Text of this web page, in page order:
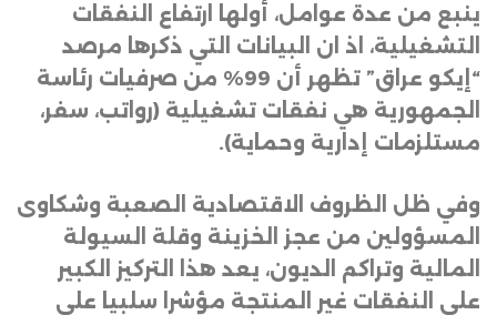
ينبع من عدة عوامل، أولها ارتفاع النفقات
التشغيلية، اذ ان البيانات التي ذكرها مرصد
“إيكو عراق” تظهر أن 99% من صرفيات رئاسة
الجمهورية هي نفقات تشغيلية (رواتب، سفر،
مستلزمات إدارية وحماية).
وفي ظل الظروف الاقتصادية الصعبة وشكاوى
المسؤولين من عجز الخزينة وقلة السيولة
المالية وتراكم الديون، يعد هذا التركيز الكبير
على النفقات غير المنتجة مؤشرا سلبيا على